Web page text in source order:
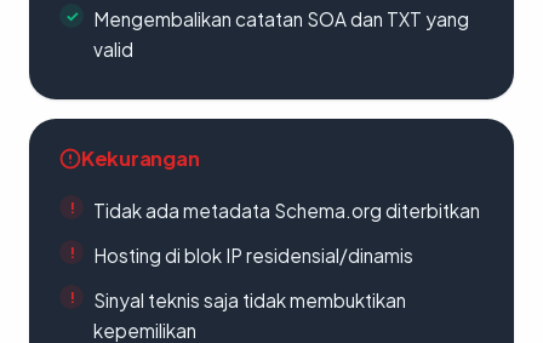
Mengembalikan catatan SOA dan TXT yang
valid
Kekurangan
Tidak ada metadata Schema.org diterbitkan
Hosting di blok IP residensial/dinamis
Sinyal teknis saja tidak membuktikan
kepemilikan